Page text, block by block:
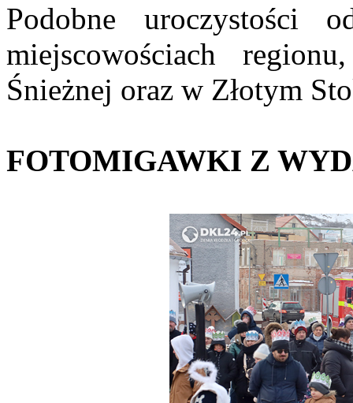
Podobne uroczystości
miejscowościach
Śnieżnej oraz w Złotym
FOTOMIGAWKI Z